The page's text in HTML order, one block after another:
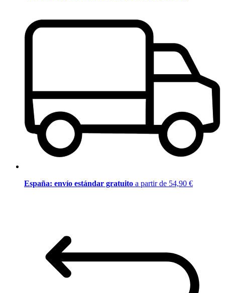
España: envío estándar gratuito a partir de 54,90 €